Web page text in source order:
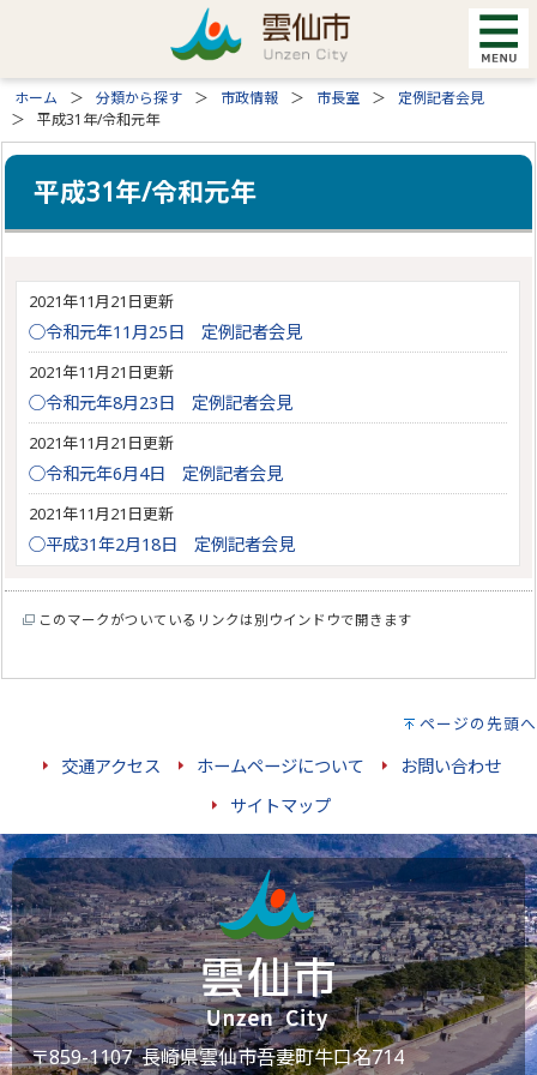
ホーム 分類から探す 市政情報 市長室
定例記者会見
平成31年/令和元年
平成31年/令和元年
2021年11月21日更新
○令和元年11月25日 定例記者会見
2021年11月21日更新
○令和元年8月23日 定例記者会見
2021年11月21日更新
○令和元年6月4日 定例記者会見
2021年11月21日更新
○平成31年2月18日 定例記者会見
このマークがついているリンクは別ウインドウで開きます
ページの先頭へ
交通アクセス ホームページについて
お問い合わせ
サイトマップ
〒859-1107 長崎県雲仙市吾妻町牛口名714